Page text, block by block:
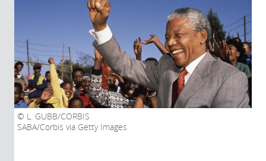
L. GUBB/CORBIS
SABA/Corbis via Getty Images